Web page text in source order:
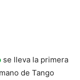
se lleva la primera
de Tango